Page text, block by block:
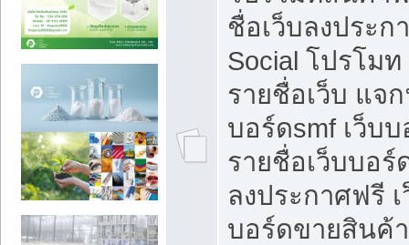
ชื่อเว็บลงประ
Social โปรโม
รายชื่อเว็บ แจ
บอร์ดsmf เว็บ
รายชื่อเว็บบอ
ลงประกาศฟรี
บอร์ดขายสินค้